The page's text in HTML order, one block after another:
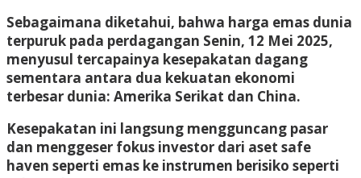
Sebagaimana diketahui, bahwa harga emas dunia
terpuruk pada perdagangan Senin, 12 Mei 2025,
menyusul tercapainya kesepakatan dagang
sementara antara dua kekuatan ekonomi
terbesar dunia: Amerika Serikat dan China.
Kesepakatan ini langsung mengguncang pasar
dan menggeser fokus investor dari aset safe
haven seperti emas ke instrumen berisiko seperti